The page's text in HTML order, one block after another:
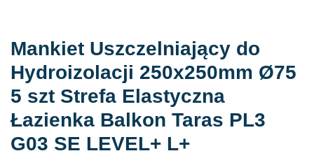
Mankiet Uszczelniający do
Hydroizolacji 250x250mm Ø75
5 szt Strefa Elastyczna
Łazienka Balkon Taras PL3
G03 SE LEVEL+ L+